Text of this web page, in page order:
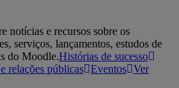
notícias e recursos sobre os
serviços, lançamentos, estudos de
do Moodle.Histórias de sucesso
relações públicas Eventos Ver